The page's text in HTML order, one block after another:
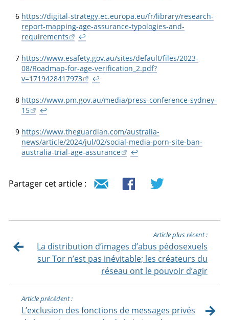
6 https://digital-strategy.ec.europa.eu/fr/library/research-
report-mapping-age-assurance-typologies-and-
requirements
↩
7 https://www.esafety.gov.au/sites/default/files/2023-
08/Roadmap-for-age-verification_2.pdf?
v=1719428417973
↩
8 https://www.pm.gov.au/media/press-conference-sydney-
15
↩
9 https://www.theguardian.com/australia-
news/article/2024/jul/02/social-media-porn-site-ban-
australia-trial-age-assurance
↩
Partager cet article :
Article plus récent :
La distribution d’images d’abus pédosexuels
sur Tor n’est pas inévitable; les créateurs du
réseau ont le pouvoir d’agir
Article précédent :
L’exclusion des fonctions de messages privés